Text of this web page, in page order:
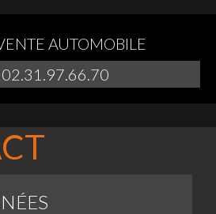
AUTOMOBILE
02.31.97.66.70